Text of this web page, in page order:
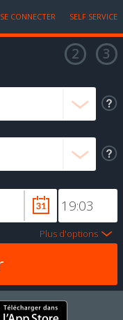
SE CONNECTER SELF SERVICE
Plus d'options